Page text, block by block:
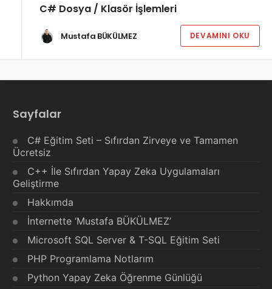
C# Dosya / Klasör İşlemleri
Mustafa BÜKÜLMEZ DEVAMINI OKU
Sayfalar
C# Eğitim Seti – Sıfırdan Zirveye ve Tamamen
Ücretsiz
C++ İle Sıfırdan Yapay Zeka Uygulamaları
Geliştirme
Hakkımda
İnternette ‘Mustafa BÜKÜLMEZ’
Microsoft SQL Server & T-SQL Eğitim Seti
PHP Programlama Notlarım
Python Yapay Zeka Öğrenme Günlüğü